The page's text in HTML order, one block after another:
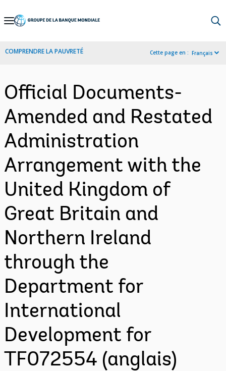
Skip
Navigation
COMPRENDRE LA PAUVRETÉ Cette page en : Français
Official Documents-
Amended and Restated
Administration
Arrangement with the
United Kingdom of
Great Britain and
Northern Ireland
through the
Department for
International
Development for
TF072554 (anglais)